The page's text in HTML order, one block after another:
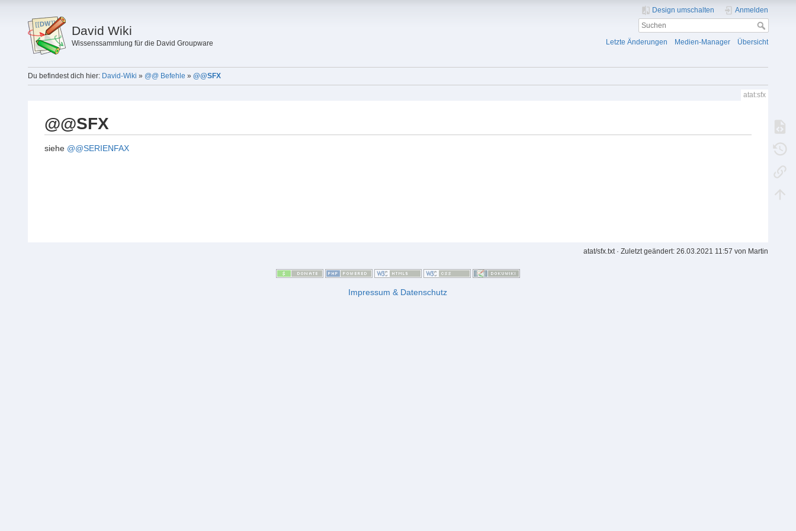
David Wiki
Wissenssammlung für die David Groupware
Design umschalten Anmelden
Letzte Änderungen Medien-Manager Übersicht
Du befindest dich hier: David-Wiki » @@ Befehle » @@SFX
atat:sfx
@@SFX
siehe @@SERIENFAX
atat/sfx.txt· Zuletzt geändert: 26.03.2021 11:57 von Martin
Impressum & Datenschutz